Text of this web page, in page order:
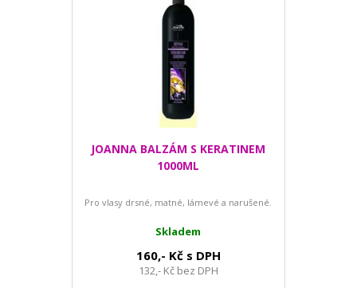
JOANNA BALZÁM S KERATINEM
1000ML
Pro vlasy drsné, matné, lámevé a narušené.
Skladem
160,- Kč s DPH
132,- Kč bez DPH